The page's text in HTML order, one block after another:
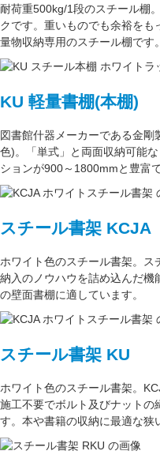
耐荷重500kg/1段のスチール棚
クです。重いものでも余裕をも
量物収納専用のスチール棚です。
KU 軽量書棚(本棚)
図書館什器メーカーである金剛
色)。
「単式」 と両面収納可能な
ションが900～1800mmと豊富
スチール書架 KCJA
ホワイト色のスチール書架。ス
納入のノウハウを詰め込んだ機
の壁面書棚に適しています。
スチール書架 KU
ホワイト色のスチール書架。
施工不要でボルト及びナット
す。本や書籍の収納に最適な狭